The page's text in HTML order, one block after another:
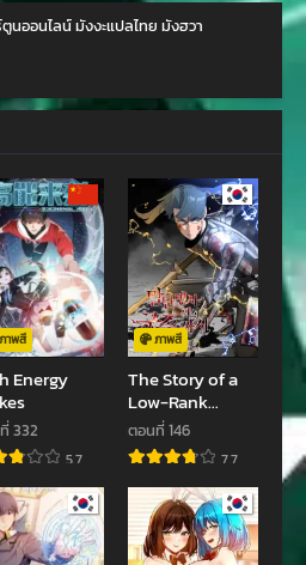
ตอนที่ 1
นออนไลน์ มังงะแปลไทย มังฮวา
ภาพสี
Energy
332
5.7
ภาพสี
The Story of a
Low-Rank
Soldier
Becoming a
Monarch
ตอนที่ 146
7.7